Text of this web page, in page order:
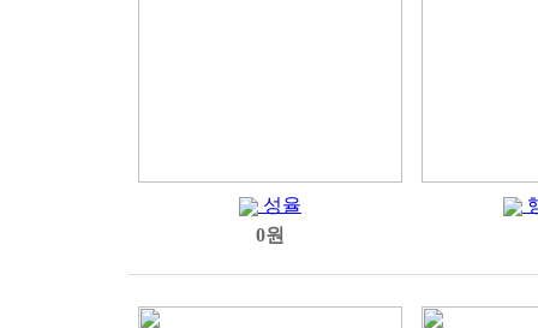
성율
0원